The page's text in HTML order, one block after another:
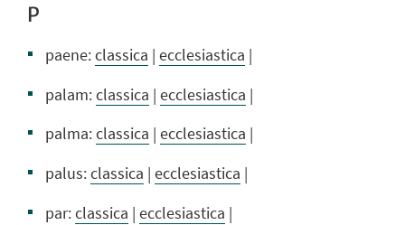
P
paene:classica | ecclesiastica |
palam:classica | ecclesiastica |
palma:classica | ecclesiastica |
palus:classica | ecclesiastica |
par:classica | ecclesiastica |